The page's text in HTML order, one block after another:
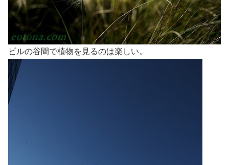
ビルの谷間で植物を見るのは楽しい。